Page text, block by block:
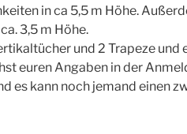
in ca 5,5 m Höhe.
3,5 m Höhe.
und 2 Trapeze
euren Angaben in der
es kann noch jemand einen